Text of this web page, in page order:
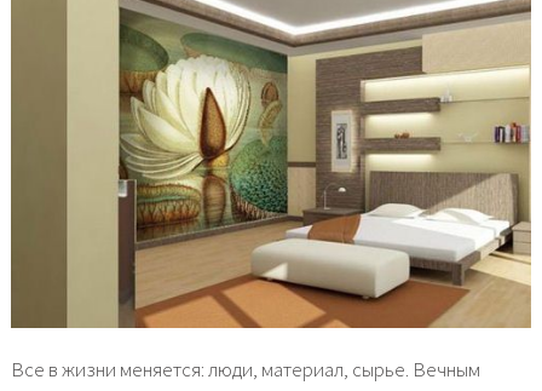
Все в жизни меняется: люди, материал, сырье. Вечным